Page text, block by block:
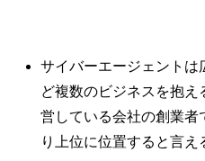
サイバーエージェントは
ど複数のビジネスを抱
営している会社の創業者
り上位に位置すると言え